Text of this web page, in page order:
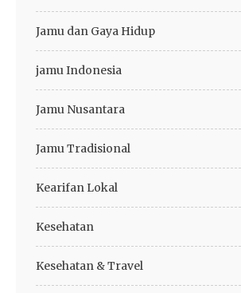
Jamu dan Gaya Hidup
jamu Indonesia
Jamu Nusantara
Jamu Tradisional
Kearifan Lokal
Kesehatan
Kesehatan & Travel